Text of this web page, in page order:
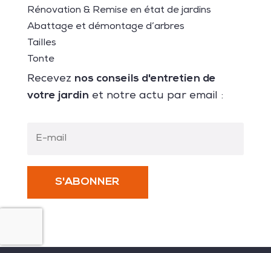
Rénovation & Remise en état de jardins
Abattage et démontage d’arbres
Tailles
Tonte
Recevez nos conseils d'entretien de
votre jardin et notre actu par email :
S'ABONNER